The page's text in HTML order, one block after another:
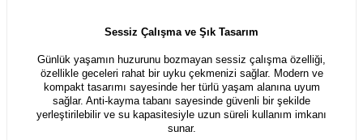
Sessiz Çalışma ve Şık Tasarım
Günlük yaşamın huzurunu bozmayan sessiz çalışma özelliği,
özellikle geceleri rahat bir uyku çekmenizi sağlar. Modern ve
kompakt tasarımı sayesinde her türlü yaşam alanına uyum
sağlar. Anti-kayma tabanı sayesinde güvenli bir şekilde
yerleştirilebilir ve su kapasitesiyle uzun süreli kullanım imkanı
sunar.